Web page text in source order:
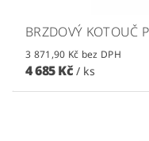
BRZDOVÝ KOTOUČ
3 871,90 Kč bez DPH
4 685 Kč / ks